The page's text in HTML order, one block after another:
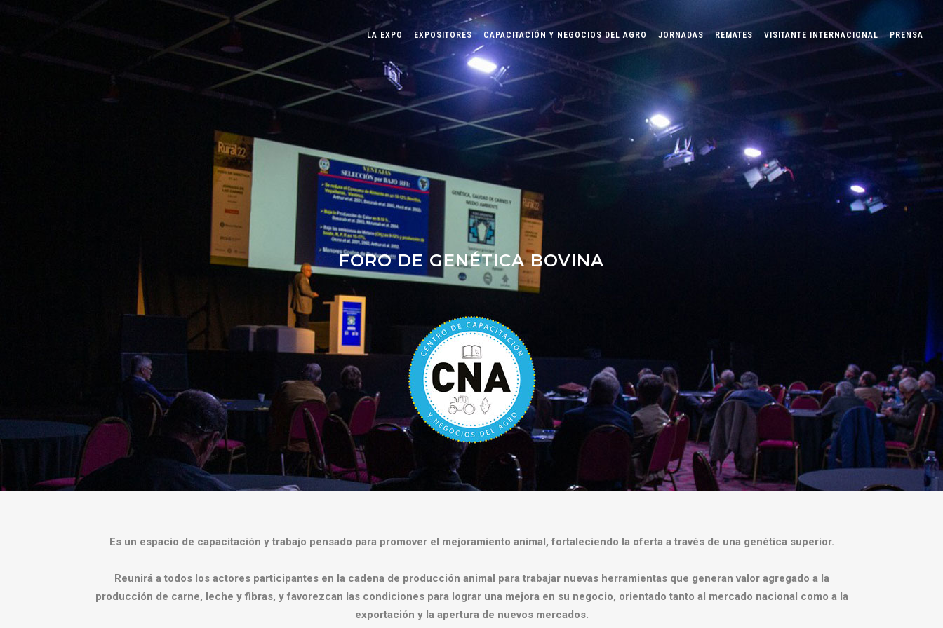
LA EXPO EXPOSITORES CAPACITACIÓN Y NEGOCIOS DEL AGRO JORNADAS REMATES VISITANTE INTERNACIONAL PRENSA
FORO DE GENÉTICA BOVINA
Es un espacio de capacitación y trabajo pensado para promover el mejoramiento animal, fortaleciendo la oferta a través de una genética superior.
Reunirá a todos los actores participantes en la cadena de producción animal para trabajar nuevas herramientas que generan valor agregado a la
producción de carne, leche y fibras, y favorezcan las condiciones para lograr una mejora en su negocio, orientado tanto al mercado nacional como a la
exportación y la apertura de nuevos mercados.